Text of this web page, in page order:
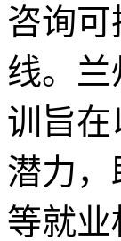
咨询
线。
训旨
潜力
等就